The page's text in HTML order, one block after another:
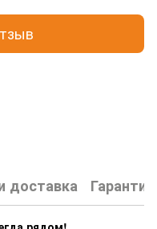
доставка Гарантия